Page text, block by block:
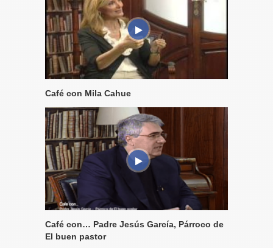
Café con Mila Cahue
Café con… Padre Jesús García, Párroco de
El buen pastor